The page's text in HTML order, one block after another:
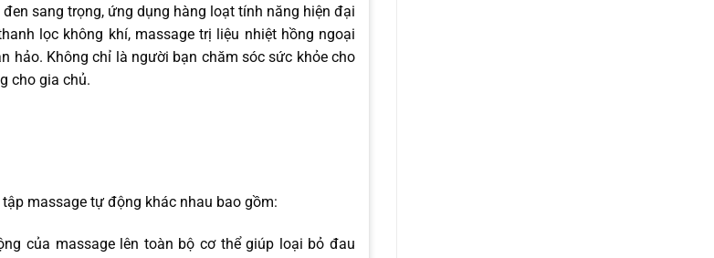
sang trọng, ứng dụng hàng loạt tính năng hiện đại
lọc không khí, massage trị liệu nhiệt hồng ngoại
hảo. Không chỉ là người bạn chăm sóc sức khỏe cho
cho gia chủ.
massage tự động khác nhau bao gồm:
của massage lên toàn bộ cơ thể giúp loại bỏ đau